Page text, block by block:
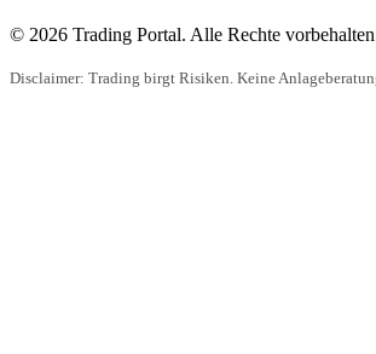
© 2026 Trading Portal. Alle Rechte
Disclaimer: Trading birgt Risiken. Keine